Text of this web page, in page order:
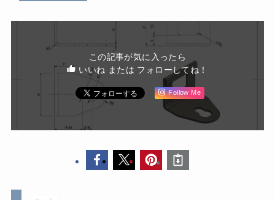
この記事が気に入ったら
いいね または フォローしてね！
Follow Me